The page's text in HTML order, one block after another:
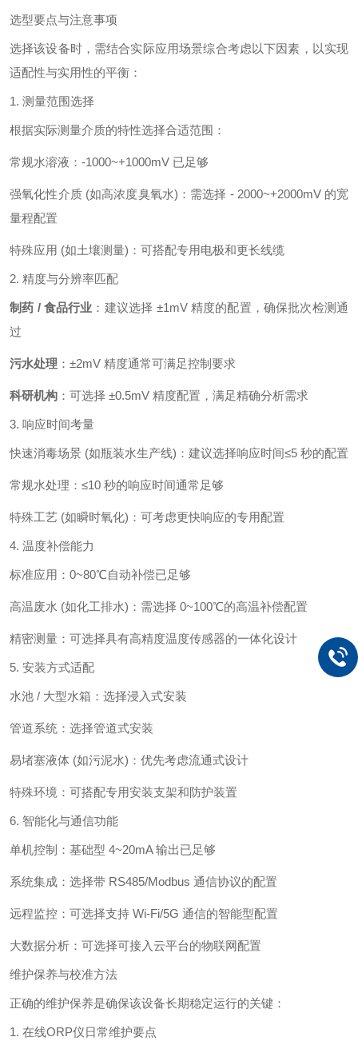
选型要点与注意事项
选择该设备时，需结合实际应用场景综合考虑以下因素，以实现
适配性与实用性的平衡：
1. 测量范围选择
根据实际测量介质的特性选择合适范围：
常规水溶液：-1000~+1000mV 已足够
强氧化性介质 (如高浓度臭氧水)：需选择 - 2000~+2000mV 的宽
量程配置
特殊应用 (如土壤测量)：可搭配专用电极和更长线缆
2. 精度与分辨率匹配
制药 / 食品行业 ：建议选择 ±1mV 精度的配置，确保批次检测通
过
污水处理 ：±2mV 精度通常可满足控制要求
科研机构 ：可选择 ±0.5mV 精度配置，满足精确分析需求
3. 响应时间考量
快速消毒场景 (如瓶装水生产线)：建议选择响应时间≤5 秒的配置
常规水处理：≤10 秒的响应时间通常足够
特殊工艺 (如瞬时氧化)：可考虑更快响应的专用配置
4. 温度补偿能力
标准应用：0~80℃自动补偿已足够
高温废水 (如化工排水)：需选择 0~100℃的高温补偿配置
精密测量：可选择具有高精度温度传感器的一体化设计
5. 安装方式适配
水池 / 大型水箱：选择浸入式安装
管道系统：选择管道式安装
易堵塞液体 (如污泥水)：优先考虑流通式设计
特殊环境：可搭配专用安装支架和防护装置
6. 智能化与通信功能
单机控制：基础型 4~20mA 输出已足够
系统集成：选择带 RS485/Modbus 通信协议的配置
远程监控：可选择支持 Wi-Fi/5G 通信的智能型配置
大数据分析：可选择可接入云平台的物联网配置
维护保养与校准方法
正确的维护保养是确保该设备长期稳定运行的关键：
1. 在线ORP仪日常维护要点